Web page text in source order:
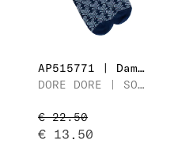
AP515771 | Dames Enkelsok
DORE DORE | SOCQUETTE FLEUR À COEUR
€ 22.50
€ 13.50